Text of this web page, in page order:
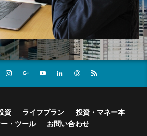
資 ライフプラン
投資・マネー本
・ツール
お問い合わせ